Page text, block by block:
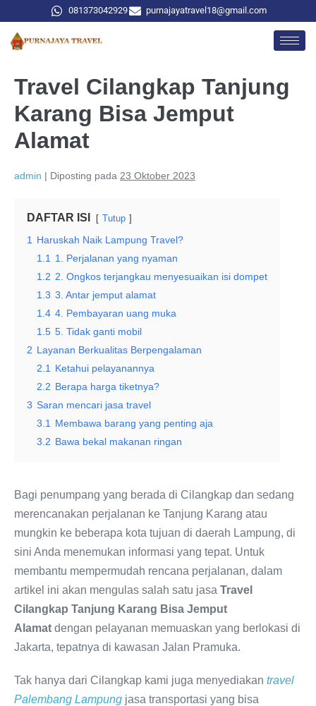
081373042929 purnajayatravel18@gmail.com
Travel Cilangkap Tanjung
Karang Bisa Jemput
Alamat
admin | Diposting pada 23 Oktober 2023
DAFTAR ISI Tutup
1
Haruskah Naik Lampung Travel?
1.1
1. Perjalanan yang nyaman
1.2 2. Ongkos terjangkau menyesuaikan isi dompet
1.3 3. Antar jemput alamat
1.4 4. Pembayaran uang muka
1.5 5. Tidak ganti mobil
2 Layanan Berkualitas Berpengalaman
2.1
Ketahui pelayanannya
2.2 Berapa harga tiketnya?
3 Saran mencari jasa travel
3.1
Membawa barang yang penting aja
3.2 Bawa bekal makanan ringan
Bagi penumpang yang berada di Cilangkap dan sedang
merencanakan perjalanan ke Tanjung Karang atau
mungkin ke beberapa kota tujuan di daerah Lampung, di
sini Anda menemukan informasi yang tepat. Untuk
membantu mempermudah rencana perjalanan, dalam
artikel ini akan mengulas salah satu jasa Travel
Cilangkap Tanjung Karang Bisa Jemput
Alamat dengan pelayanan memuaskan yang berlokasi di
Jakarta, tepatnya di kawasan Jalan Pramuka.
Tak hanya dari Cilangkap kami juga menyediakan travel
Palembang Lampung jasa transportasi yang bisa